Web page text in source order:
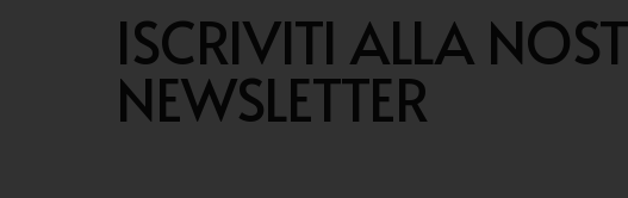
ISCRIVITI ALLA
NEWSLETTER